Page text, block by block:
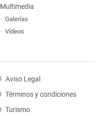
Multimedia
Galerías
Vídeos
Aviso Legal
Términos y condiciones
Turismo